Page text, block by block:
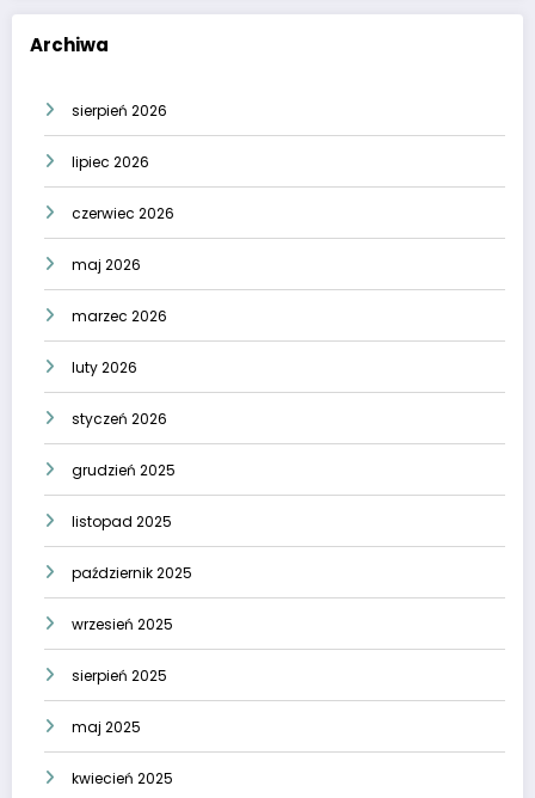
Archiwa
sierpień 2026
lipiec 2026
czerwiec 2026
maj 2026
marzec 2026
luty 2026
styczeń 2026
grudzień 2025
listopad 2025
październik 2025
wrzesień 2025
sierpień 2025
maj 2025
kwiecień 2025